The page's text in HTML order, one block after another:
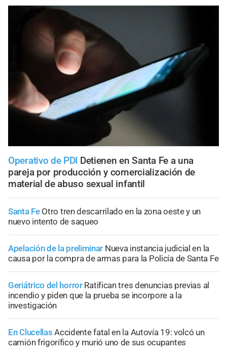
Operativo de PDI Detienen en Santa Fe a una
pareja por producción y comercialización de
material de abuso sexual infantil
Santa Fe Otro tren descarrilado en la zona oeste y un
nuevo intento de saqueo
Apelación de la preliminar Nueva instancia judicial en la
causa por la compra de armas para la Policía de Santa Fe
Geriátrico del horror Ratifican tres denuncias previas al
incendio y piden que la prueba se incorpore a la
investigación
En Clucellas Accidente fatal en la Autovía 19: volcó un
camión frigorífico y murió uno de sus ocupantes